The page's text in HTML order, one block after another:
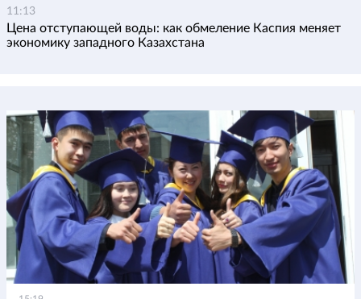
11:13
Цена отступающей воды: как обмеление Каспия меняет
экономику западного Казахстана